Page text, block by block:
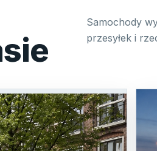
Samochody
przesyłek i